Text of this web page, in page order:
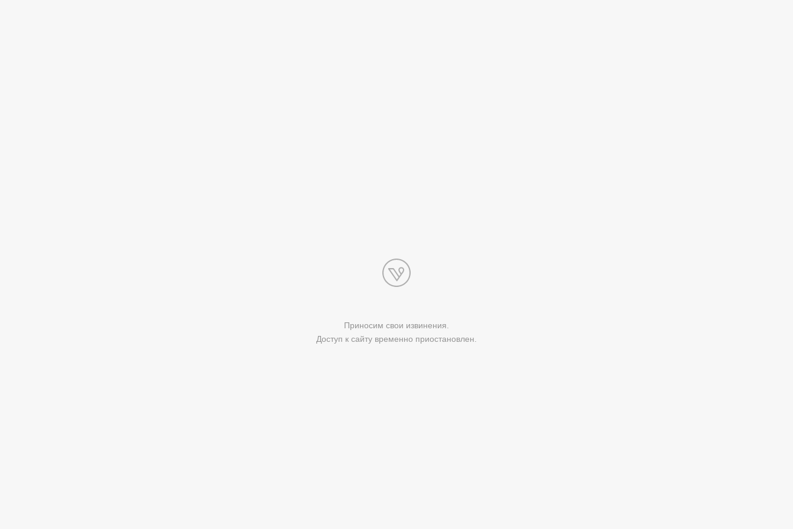
Приносим свои извинения.
Доступ к сайту временно приостановлен.